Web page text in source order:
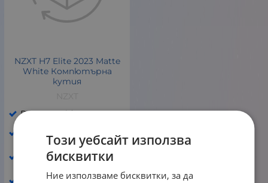
NZXT H7 Elite 2023 Matte
White Компютърна
кутия
Размер: Mid Tower
Темперирано стъкло
Страничен панел:
Темперирано стъкло
Брой включени
Този уебсайт използва
бисквитки
Ние използваме бисквитки, за да